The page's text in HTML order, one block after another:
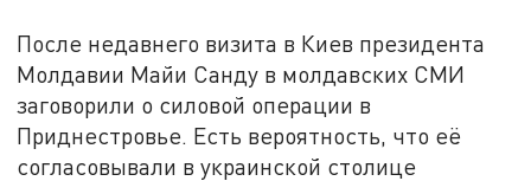
После недавнего визита в Киев президента
Молдавии Майи Санду в молдавских СМИ
заговорили о силовой операции в
Приднестровье. Есть вероятность, что её
согласовывали в украинской столице